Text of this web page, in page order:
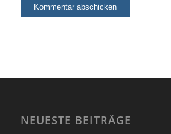
NEUESTE BEITRÄGE